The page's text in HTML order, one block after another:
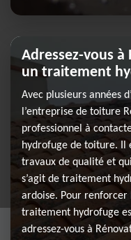
Adressez-vous
un traitement
Avec plusieurs années
l’entreprise de toiture
professionnel à
hydrofuge de toiture. Il
travaux de qualité et
s’agit de traitement
ardoise. Pour renforcer
traitement hydrofuge
adressez-vous à